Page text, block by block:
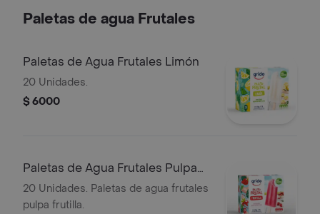
Paletas de agua Frutales
Paletas de Agua Frutales Limón
20 Unidades.
$ 6000
Paletas de Agua Frutales Pulpa
Frutilla
20 Unidades. Paletas de agua frutales
pulpa frutilla.